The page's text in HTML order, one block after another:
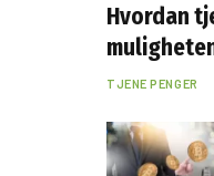
Hvordan
TJENE PENGER